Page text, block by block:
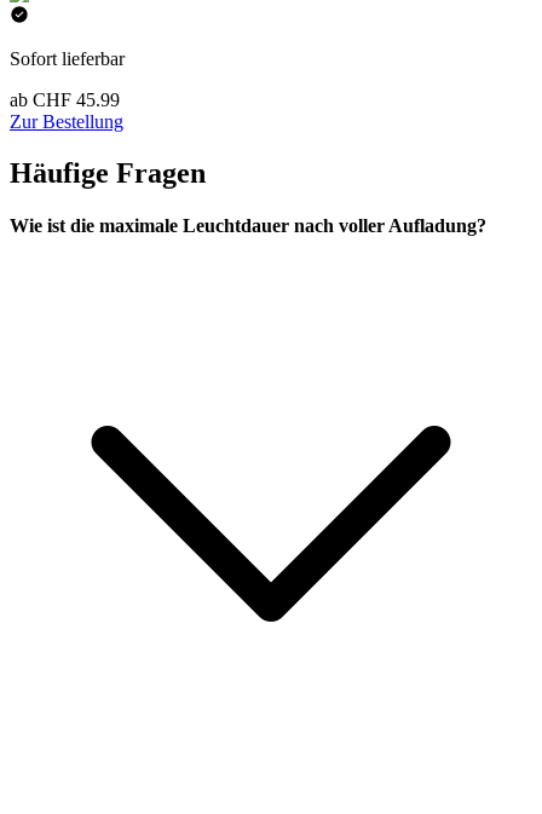
Sofort lieferbar
ab CHF 45.99
Zur Bestellung
Häufige Fragen
Wie ist die maximale Leuchtdauer nach voller Aufladung?